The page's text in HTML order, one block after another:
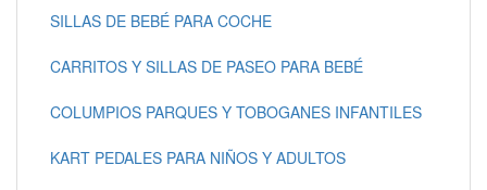
SILLAS DE BEBÉ PARA COCHE
CARRITOS Y SILLAS DE PASEO PARA BEBÉ
COLUMPIOS PARQUES Y TOBOGANES INFANTILES
KART PEDALES PARA NIÑOS Y ADULTOS